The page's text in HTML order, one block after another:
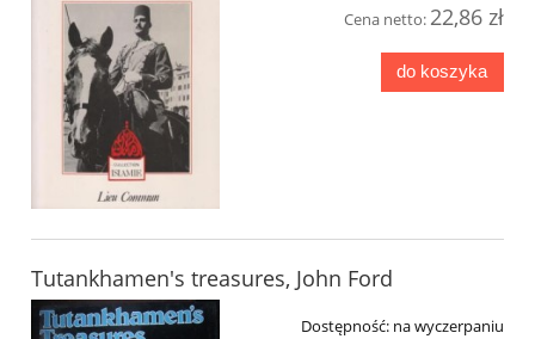
Cena netto: 22,86 zł
do koszyka
Tutankhamen's treasures, John Ford
Dostępność: na wyczerpaniu